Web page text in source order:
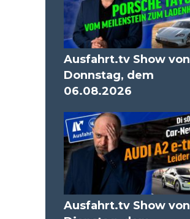
Ausfahrt.tv Show von
Donnstag, dem
06.08.2026
Ausfahrt.tv Show von